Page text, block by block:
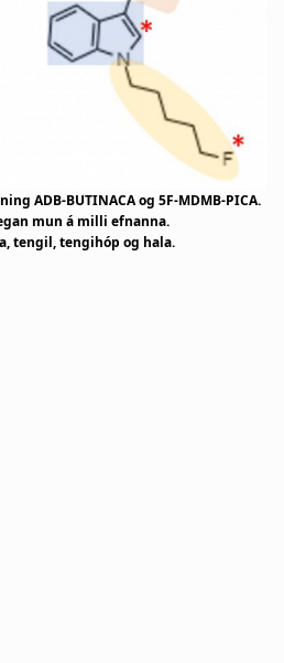
ADB-BUTINACA og 5F-MDMB-PICA.
mun á milli efnanna.
tengil, tengihóp og hala.